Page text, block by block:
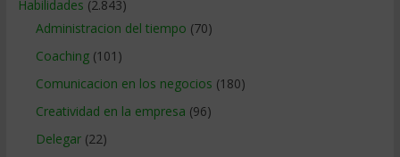
Habilidades (2.843)
Administracion del tiempo (70)
Coaching(101)
Comunicacion en los negocios (180)
Creatividad en la empresa (96)
Delegar(22)